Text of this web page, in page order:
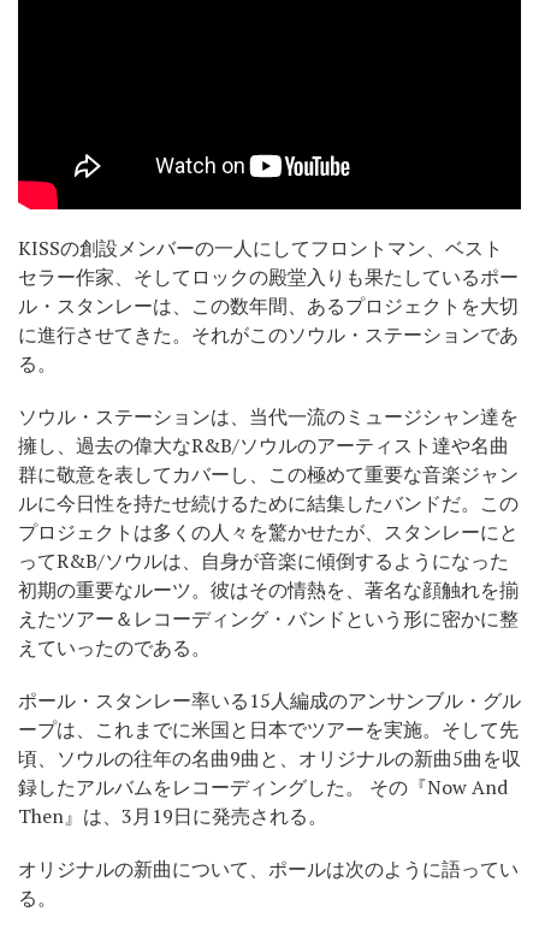
KISSの創設メンバーの一人にしてフロントマン、ベスト
セラー作家、そしてロックの殿堂入りも果たしているポー
ル・スタンレーは、この数年間、あるプロジェクトを大切
に進行させてきた。それがこのソウル・ステーションであ
る。
ソウル・ステーションは、当代一流のミュージシャン達を
擁し、過去の偉大なR&B/ソウルのアーティスト達や名曲
群に敬意を表してカバーし、この極めて重要な音楽ジャン
ルに今日性を持たせ続けるために結集したバンドだ。この
プロジェクトは多くの人々を驚かせたが、スタンレーにと
ってR&B/ソウルは、自身が音楽に傾倒するようになった
初期の重要なルーツ。彼はその情熱を、著名な顔触れを揃
えたツアー＆レコーディング・バンドという形に密かに整
えていったのである。
ポール・スタンレー率いる15人編成のアンサンブル・グル
ープは、これまでに米国と日本でツアーを実施。そして先
頃、ソウルの往年の名曲9曲と、オリジナルの新曲5曲を収
録したアルバムをレコーディングした。 その『Now And
Then』は、3月19日に発売される。
オリジナルの新曲について、ポールは次のように語ってい
る。